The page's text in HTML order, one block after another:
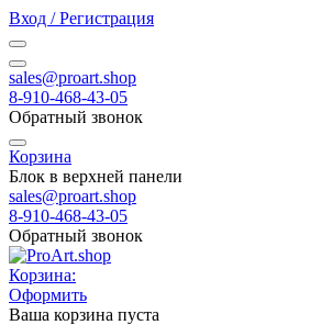
Вход / Регистрация
sales@proart.shop
8-910-468-43-05
Обратный звонок
Корзина
Блок в верхней панели
sales@proart.shop
8-910-468-43-05
Обратный звонок
Корзина:
Оформить
Ваша корзина пуста